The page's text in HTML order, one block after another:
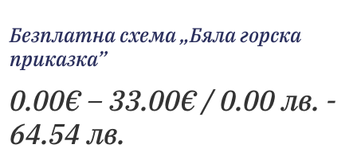
Безплатна схема „Бяла горска
приказка”
0.00€–33.00€Price
/ 0.00 лв. -
64.54 лв.